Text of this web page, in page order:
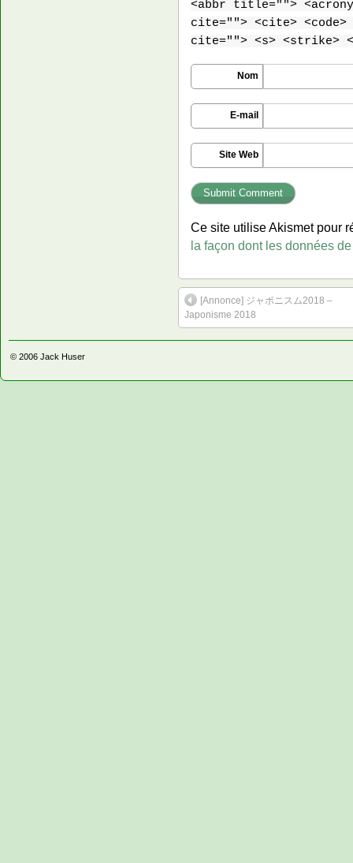
<abbr title="">
cite=""> <cite> <code>
cite=""> <s> <strike>
Nom
E-mail
Site Web
Ce site utilise Akismet pour
la façon dont les données
[Annonce] ジャポニスム2018 –
Japonisme 2018
© 2006 Jack Huser